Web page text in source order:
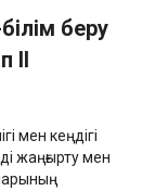
беру
II
мен кеңдігі
жаңғырту мен